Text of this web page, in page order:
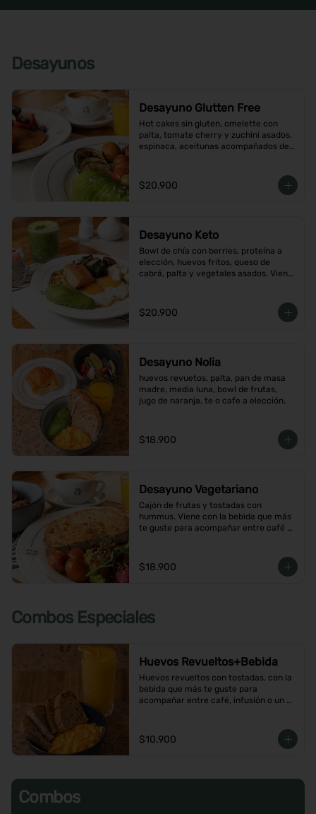
Desayunos
Desayuno Glutten Free
Hot cakes sin gluten, omelette con
palta, tomate cherry y zuchini asados,
espinaca, aceitunas acompañados de
$20.900
Desayuno Keto
Bowl de chía con berries, proteína a
elección, huevos fritos, queso de
cabrá, palta y vegetales asados. Viene
$20.900
Desayuno Nolia
huevos revuetos, palta, pan de masa
madre, media luna, bowl de frutas,
jugo de naranja, te o cafe a elección.
$18.900
Desayuno Vegetariano
Cajón de frutas y tostadas con
hummus. Viene con la bebida que más
te guste para acompañar entre café o
$18.900
Combos Especiales
Huevos Revueltos+Bebida
Huevos revueltos con tostadas, con la
bebida que más te guste para
acompañar entre café, infusión o un
$10.900
Combos